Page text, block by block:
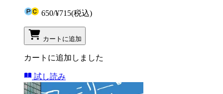
650/¥715(税込)
カートに追加
カートに追加しました
試し読み